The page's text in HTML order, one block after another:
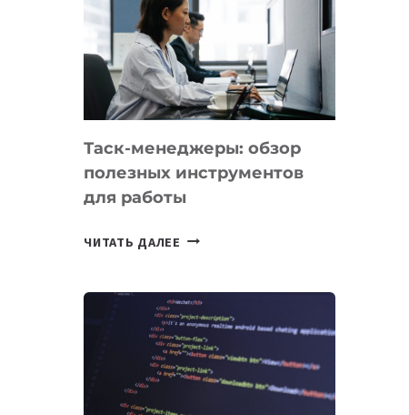
КАКИЕ
3
ЗАДАЧИ
ЕМУ
МОЖНО
УЖЕ
СЕГОДНЯ
Таск-менеджеры: обзор
полезных инструментов
для работы
ЧИТАТЬ ДАЛЕЕ ТАСК-
ПОЛЕЗНЫХ
ИНСТРУМЕНТОВ
ДЛЯ
РАБОТЫ